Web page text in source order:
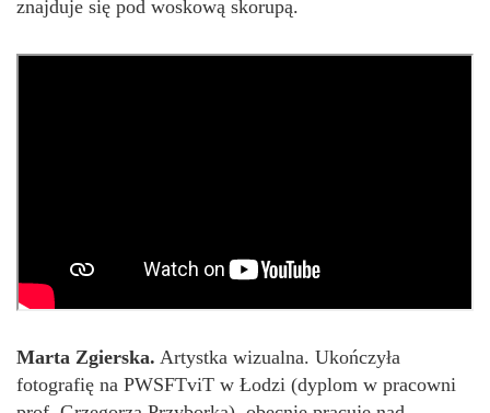
znajduje się pod woskową skorupą.
Marta Zgierska. Artystka wizualna. Ukończyła
fotografię na PWSFTviT w Łodzi (dyplom w pracowni